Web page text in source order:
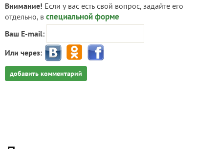
Внимание! Если у вас есть свой вопрос, задайте его
отдельно, в специальной форме
Ваш E-mail:
Или через:
добавить комментарий